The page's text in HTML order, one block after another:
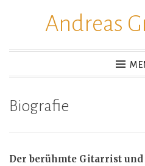
Andreas
Biografie
Der berühmte Gitarrist